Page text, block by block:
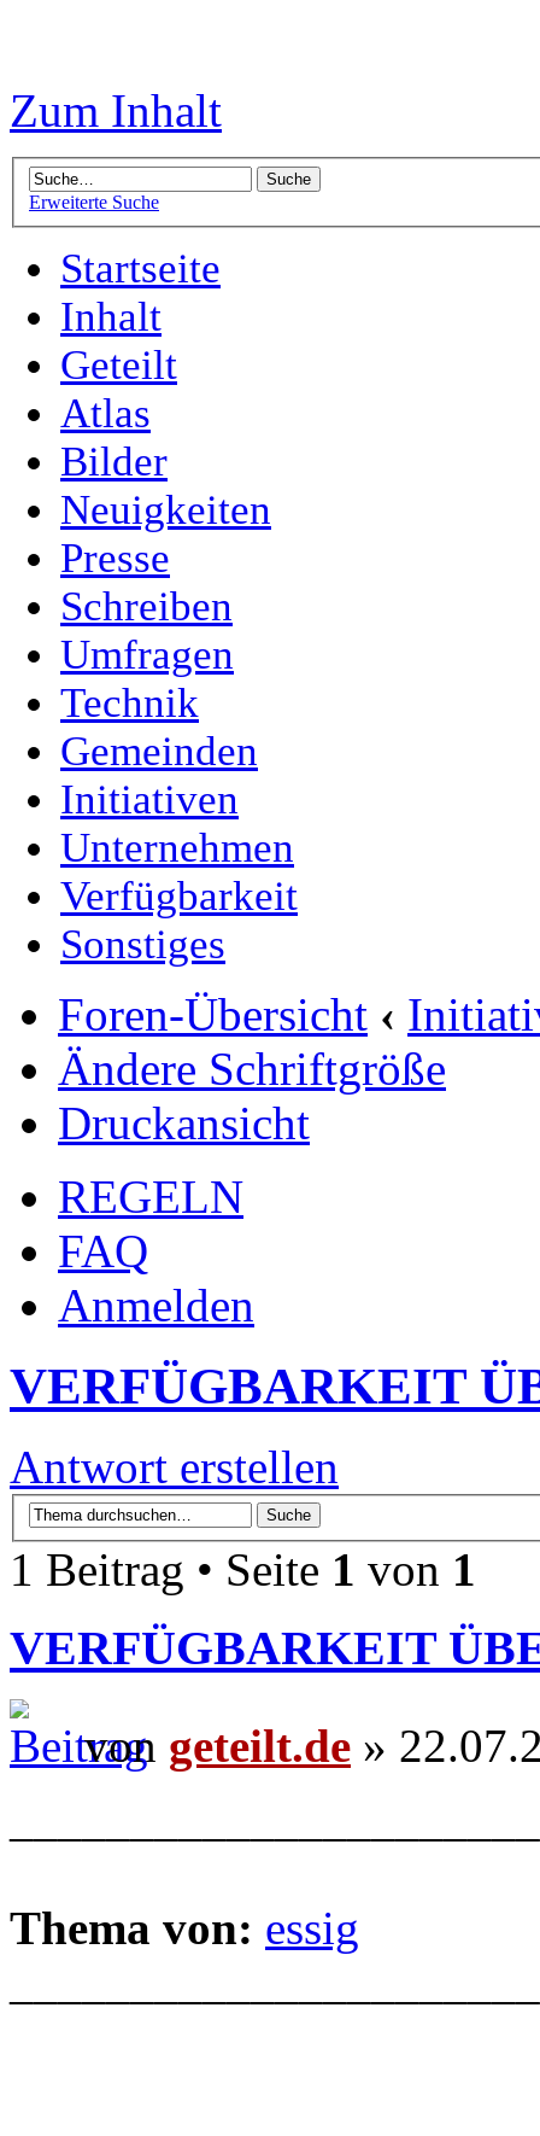
Zum Inhalt
Erweiterte Suche
Startseite
Inhalt
Geteilt
Atlas
Bilder
Neuigkeiten
Presse
Schreiben
Umfragen
Technik
Gemeinden
Initiativen
Unternehmen
Verfügbarkeit
Sonstiges
Foren-Übersicht ‹
Ändere Schriftgröße
Druckansicht
REGELN
FAQ
Anmelden
VERFÜGBARKEIT
Antwort erstellen
1 Beitrag • Seite 1 von 1
VERFÜGBARKEIT
von geteilt.de »
Thema von: essig